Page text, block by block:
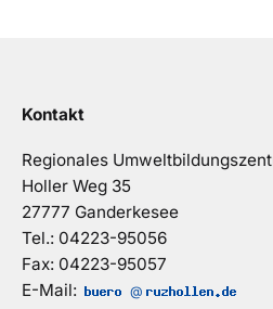
Kontakt
Regionales
Holler Weg 35
27777 Ganderkesee
Tel.: 04223-95056
Fax: 04223-95057
E-Mail:
@